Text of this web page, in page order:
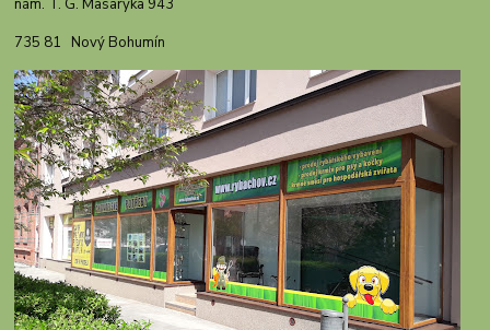
nám. T. G. Masaryka 943
735 81 Nový Bohumín